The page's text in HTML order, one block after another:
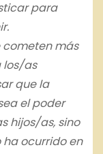
para
cometen más
los/as
que la
el poder
hijos/as, sino
ocurrido en